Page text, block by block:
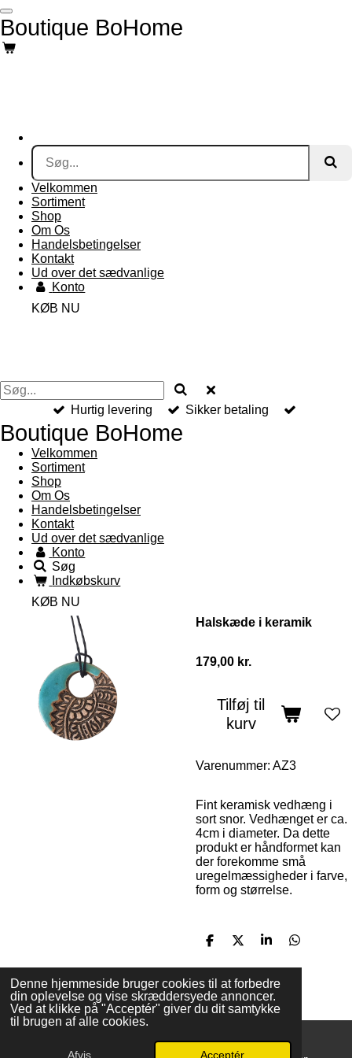
Denne hjemmeside bruger cookies til at forbedre
din oplevelse og vise skræddersyede annoncer.
Ved at klikke på "Acceptér" giver du dit samtykke
til brugen af alle cookies.
Afvis Acceptér
Spring
til
hovedindhold
Boutique BoHome
Velkommen
Sortiment
Shop
Om Os
Handelsbetingelser
Kontakt
Ud over det sædvanlige
Konto
KØB NU
Hurtig levering Sikker betaling
Boutique BoHome
Velkommen
Sortiment
Shop
Om Os
Handelsbetingelser
Kontakt
Ud over det sædvanlige
Konto
Søg
Indkøbskurv
KØB NU
Halskæde i keramik
179,00 kr.
Tilføj til
kurv
Varenummer: AZ3
Fint keramisk vedhæng i
sort snor. Vedhænget er ca.
4cm i diameter. Da dette
produkt er håndformet kan
der forekomme små
uregelmæssigheder i farve,
form og størrelse.
D
l
e
D
l
D
l
D
l
© 2025 - 2026 Boutique BoHome
Drevet afWebador